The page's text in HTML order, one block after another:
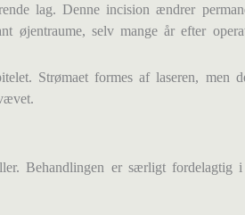
lag. Denne incision ændrer
øjentraume, selv mange år efter
Strømaet formes af laseren,
Behandlingen er særligt fordelagtig i